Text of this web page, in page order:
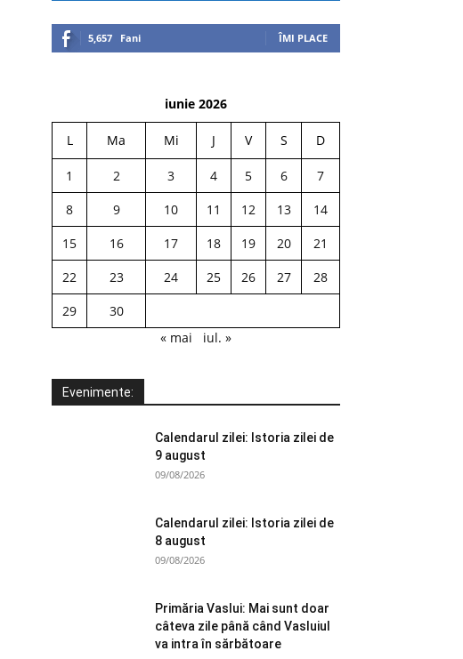
5,657 Fani ÎMI PLACE
iunie 2026
L Ma Mi J V S D
1 2 3 4 5 6
7
8
9 10 11 12 13
14
15
16 17 18 19 20
21
22
23 24 25 26 27
28
29
30
« mai
iul. »
Evenimente:
Calendarul zilei: Istoria zilei de
9 august
09/08/2026
Calendarul zilei: Istoria zilei de
8 august
09/08/2026
Primăria Vaslui: Mai sunt doar
câteva zile până când Vasluiul
va intra în sărbătoare